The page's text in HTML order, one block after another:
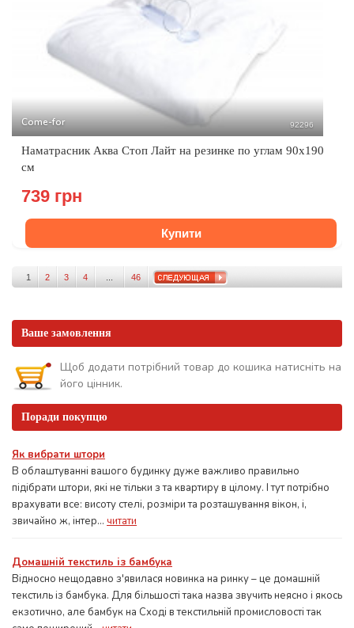
Come-for 92296
Наматрасник Аква Стоп Лайт на резинке по углам 90х190
см
739 грн
Купити
1 2 3 4 46
Ваше замовлення
Щоб додати потрібний товар до кошика натисніть на
його цінник.
Поради покупцю
Як вибрати штори
В облаштуванні вашого будинку дуже важливо правильно
підібрати штори, які не тільки з та квартиру в цілому. І тут потрібно
врахувати все: висоту стелі, розміри та розташування вікон, і,
звичайно ж, інтер... читати
Домашній текстиль із бамбука
Відносно нещодавно з'явилася новинка на ринку – це домашній
текстиль із бамбука. Для більшості така назва звучить неясно і якось
екзотично, але бамбук на Сході в текстильній промисловості так